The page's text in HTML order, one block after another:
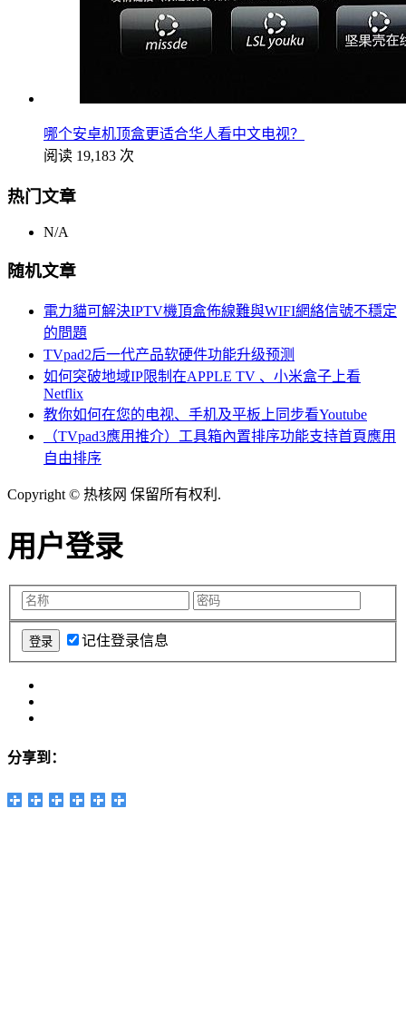
哪个安卓机顶盒更适合华人看中文电视？
阅读 19,183 次
热门文章
N/A
随机文章
電力貓可解決IPTV機頂盒佈線難與WIFI網絡信號不穩定
的問題
TVpad2后一代产品软硬件功能升级预测
如何突破地域IP限制在APPLE TV 、小米盒子上看
Netflix
教你如何在您的电视、手机及平板上同步看Youtube
（TVpad3應用推介）工具箱內置排序功能支持首頁應用
自由排序
Copyright © 热核网 保留所有权利.
用户登录
记住登录信息
分享到：